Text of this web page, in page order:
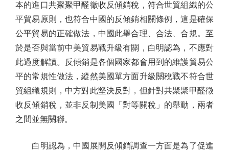
本的進口共聚聚甲醛徵收反傾銷稅，符合世貿組織的公
平貿易原則，也符合中國的反傾銷相關條例，這是確保
公平貿易的正確做法，中國此舉合理、合法、合規。至
於是否與當前中美貿易戰升級有關，白明認為，不應對
此過度解讀。反傾銷是各個國家都會用到的維護貿易公
平的常規性做法，縱然美國單方面升級關稅戰不符合世
貿組織規則，中方對此堅決反對，但針對共聚聚甲醛徵
收反傾銷稅，並非反制美國「對等關稅」的舉動，兩者
之間並無關聯。
白明認為，中國展開反傾銷調查一方面是為了促進